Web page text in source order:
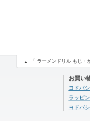
お買い
ヨドバ
ラッピ
ヨドバ
「 ラーメンドリル もじ